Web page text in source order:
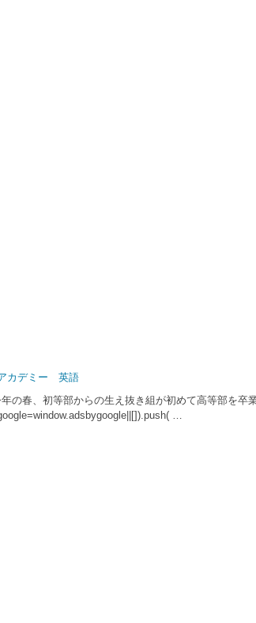
カデミー 英語
の春、初等部からの生え抜き組が初めて高等部を
…